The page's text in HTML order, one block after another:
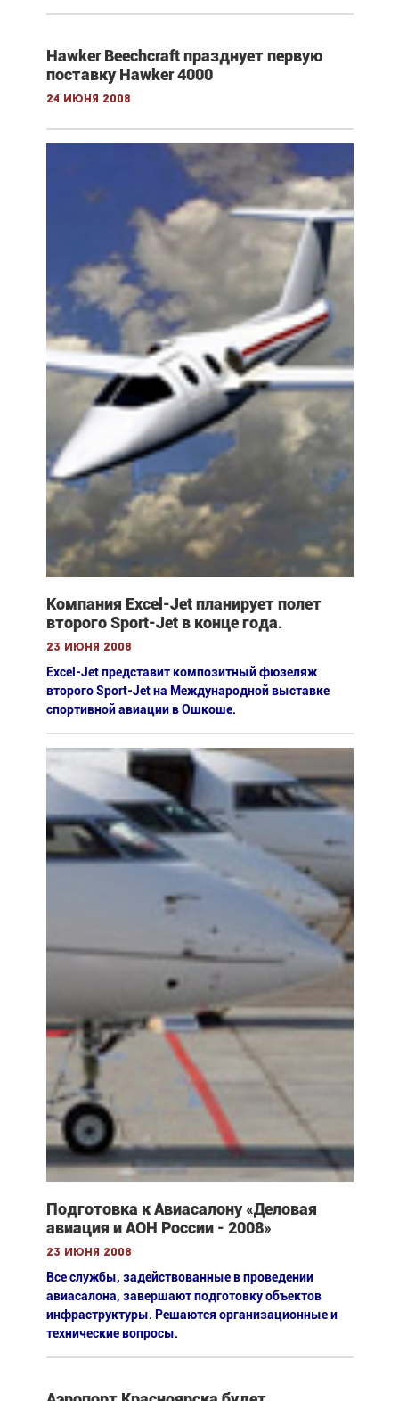
Hawker Beechcraft празднует первую
поставку Hawker 4000
24 июня 2008
Компания Excel-Jet планирует полет
второго Sport-Jet в конце года.
23 июня 2008
Excel-Jet представит композитный фюзеляж
второго Sport-Jet на Международной выставке
спортивной авиации в Ошкоше.
Подготовка к Авиасалону «Деловая
авиация и АОН России - 2008»
23 июня 2008
Все службы, задействованные в проведении
авиасалона, завершают подготовку объектов
инфраструктуры. Решаются организационные и
технические вопросы.